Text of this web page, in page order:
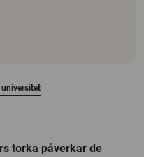
torka påverkar de